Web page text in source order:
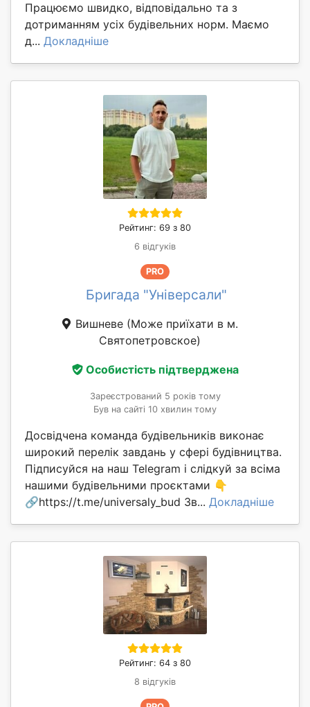
Працюємо швидко, відповідально та з
дотриманням усіх будівельних норм. Маємо
д... Докладніше
Рейтинг: 69 з 80
6 відгуків
PRO
Бригада "Універсали"
Вишневе (Може приїхати в м.
Святопетровское)
Особистість підтверджена
Зареєстрований 5 років тому
Був на сайті 10 хвилин тому
Досвідчена команда будівельників виконає
широкий перелік завдань у сфері будівництва.
Підписуйся на наш Telegram і слідкуй за всіма
нашими будівельними проєктами 👇
🔗https://t.me/universaly_bud Зв... Докладніше
Рейтинг: 64 з 80
8 відгуків